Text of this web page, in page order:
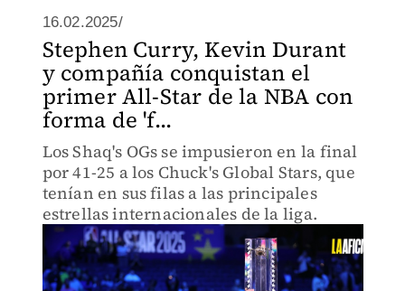
16.02.2025/
Stephen Curry, Kevin Durant
y compañía conquistan el
primer All-Star de la NBA con
forma de 'f...
Los Shaq's OGs se impusieron en la final
por 41-25 a los Chuck's Global Stars, que
tenían en sus filas a las principales
estrellas internacionales de la liga.